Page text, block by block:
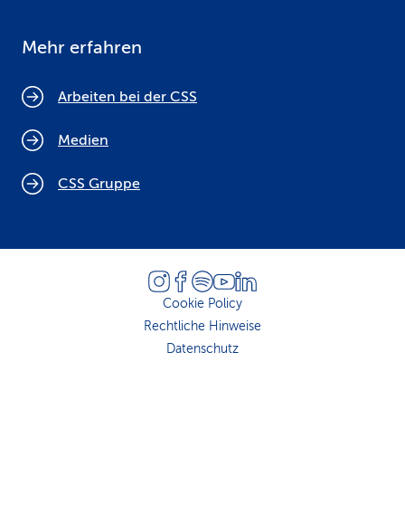
Mehr erfahren
Arbeiten bei der CSS
Medien
CSS Gruppe
Cookie Policy
Rechtliche Hinweise
Datenschutz